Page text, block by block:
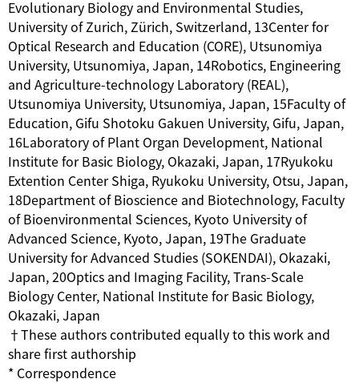
Evolutionary Biology and Environmental Studies,
University of Zurich, Zürich, Switzerland, 13Center for
Optical Research and Education (CORE), Utsunomiya
University, Utsunomiya, Japan, 14Robotics, Engineering
and Agriculture-technology Laboratory (REAL),
Utsunomiya University, Utsunomiya, Japan, 15Faculty of
Education, Gifu Shotoku Gakuen University, Gifu, Japan,
16Laboratory of Plant Organ Development, National
Institute for Basic Biology, Okazaki, Japan, 17Ryukoku
Extention Center Shiga, Ryukoku University, Otsu, Japan,
18Department of Bioscience and Biotechnology, Faculty
of Bioenvironmental Sciences, Kyoto University of
Advanced Science, Kyoto, Japan, 19The Graduate
University for Advanced Studies (SOKENDAI), Okazaki,
Japan, 20Optics and Imaging Facility, Trans-Scale
Biology Center, National Institute for Basic Biology,
Okazaki, Japan
†These authors contributed equally to this work and
share first authorship
* Correspondence